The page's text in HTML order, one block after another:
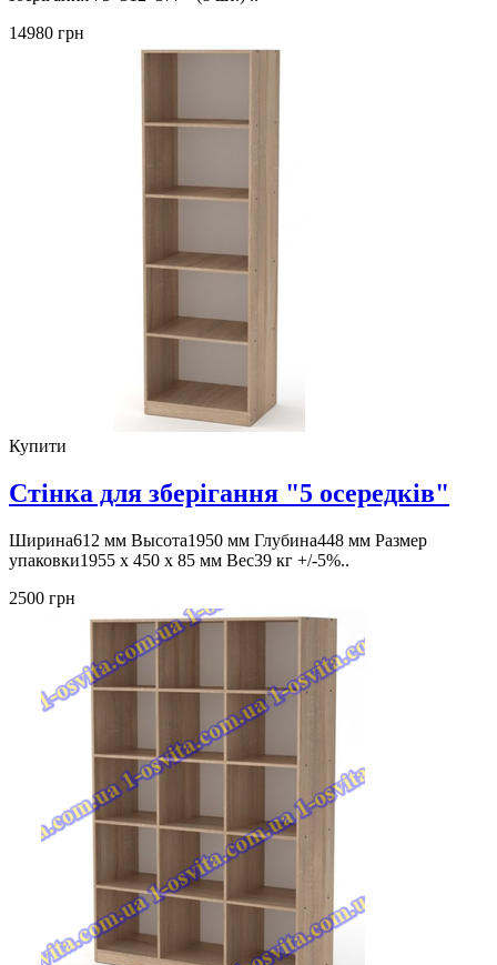
14980 грн
Купити
Стінка для зберігання "5 осередків"
Ширина612 мм Высота1950 мм Глубина448 мм Размер
упаковки1955 x 450 x 85 мм Вес39 кг +/-5%..
2500 грн